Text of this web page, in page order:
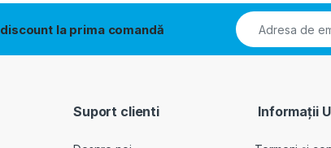
discount la prima comandă
Suport clienti Informații